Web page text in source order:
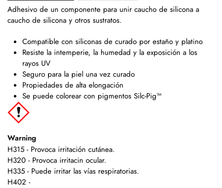
Adhesivo de un componente para unir caucho de silicona a
caucho de silicona y otros sustratos.
Compatible con siliconas de curado por estaño y platino
Resiste la intemperie, la humedad y la exposición a los
rayos UV
Seguro para la piel una vez curado
Propiedades de alta elongación
Se puede colorear con pigmentos Silc-Pig™
Warning
H315 - Provoca irritación cutánea.
H320 - Provoca irritacin ocular.
H335 - Puede irritar las vías respiratorias.
H402 -